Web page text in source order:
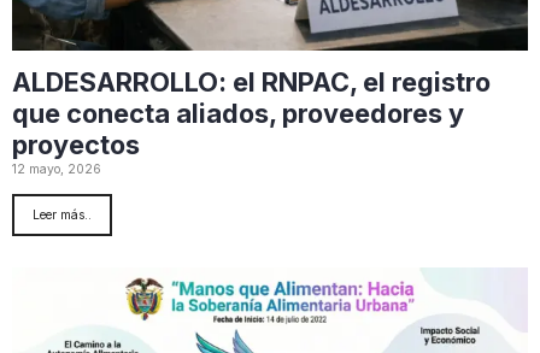
ALDESARROLLO: el RNPAC, el registro
que conecta aliados, proveedores y
proyectos
12 mayo, 2026
Leer más..